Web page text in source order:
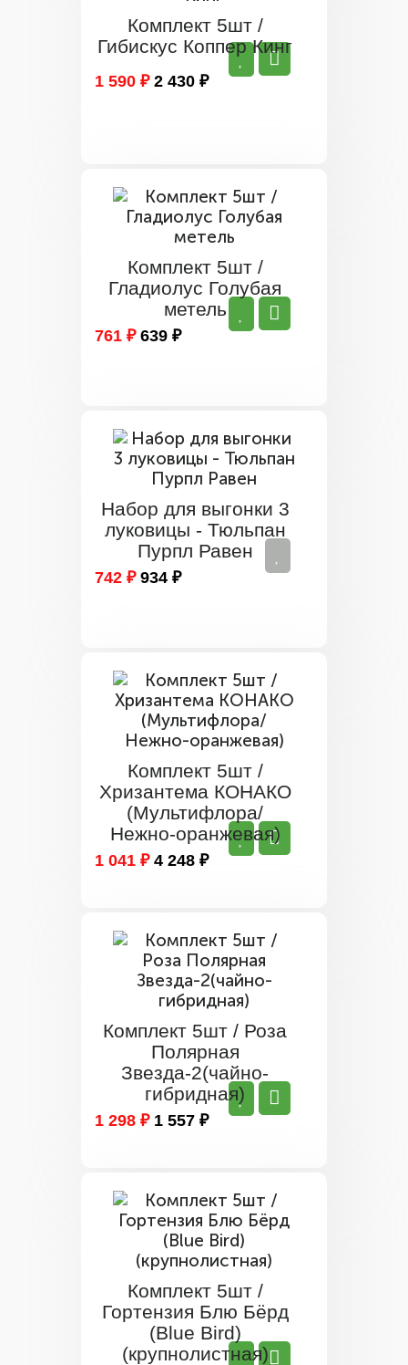
Комплект 5шт /
Гибискус Коппер Кинг
1 590 ₽ 2 430 ₽
Комплект 5шт /
Гладиолус Голубая
метель
761 ₽ 639 ₽
Набор для выгонки 3
луковицы - Тюльпан
Пурпл Равен
742 ₽ 934 ₽
Комплект 5шт /
Хризантема КОНАКО
(Мультифлора/
Нежно-оранжевая)
1 041 ₽ 4 248 ₽
Комплект 5шт / Роза
Полярная
Звезда-2(чайно-
гибридная)
1 298 ₽ 1 557 ₽
Комплект 5шт /
Гортензия Блю Бёрд
(Blue Bird)
(крупнолистная)